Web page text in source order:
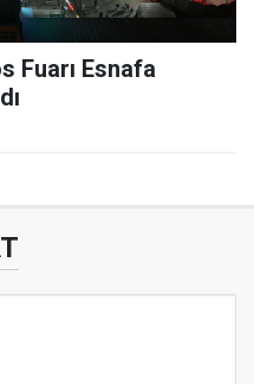
Fuarı Esnafa